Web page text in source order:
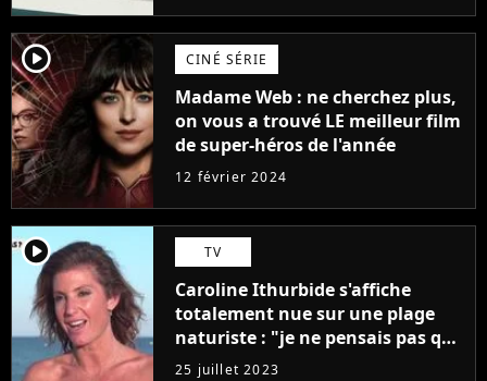
player2 CINÉ SÉRIE
Madame Web : ne cherchez plus,
on vous a trouvé LE meilleur film
de super-héros de l'année
12 février 2024
player2 TV
Caroline Ithurbide s'affiche
totalement nue sur une plage
naturiste : "je ne pensais pas que
j'arriverais à le faire..."
25 juillet 2023